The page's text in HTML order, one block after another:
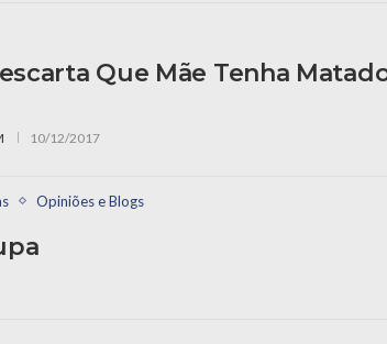
Que Mãe Tenha
10/12/2017
Opiniões e Blogs